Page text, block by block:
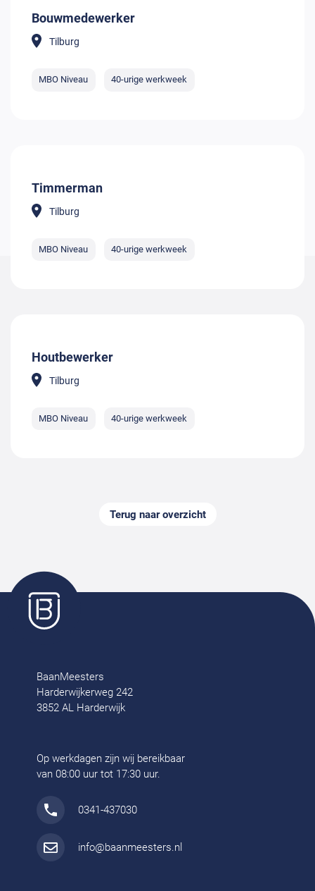
Bouwmedewerker
Tilburg
MBO Niveau 40-urige werkweek
Timmerman
Tilburg
MBO Niveau 40-urige werkweek
Houtbewerker
Tilburg
MBO Niveau 40-urige werkweek
Terug naar overzicht
BaanMeesters
Harderwijkerweg 242
3852 AL Harderwijk
Op werkdagen zijn wij bereikbaar
van 08:00 uur tot 17:30 uur.
0341-437030
info@baanmeesters.nl